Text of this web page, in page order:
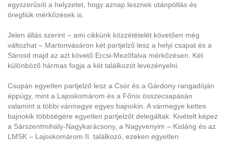
egyszerűsíti a helyzetet, hogy aznap lesznek utánpótlás és
öregfiúk mérkőzések is.
Jelen állás szerint – ami cikkünk közzétételét követően még
változhat – Martonvásáron két partjelző lesz a helyi csapat és a
Sárosd majd az azt követő Ercsi-Mezőfalva mérkőzésen. Két
különböző hármas fogja a két találkozót levezényelni.
Csupán egyetlen partjelző lesz a Csór és a Gárdony rangadóján
éppúgy, mint a Lajoskomárom és a Főnix összecsapásán
valamint a többi vármegye egyes bajnokin. A vármegye kettes
bajnokik többségére egyetlen partjelzőt delegáltak. Kivételt képez
a Sárszentmihály-Nagykarácsony, a Nagyvenyim – Kisláng és az
LMSK – Lajoskomárom II. találkozó, ezeken egyetlen